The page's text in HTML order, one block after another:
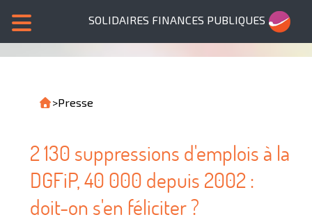
SOLIDAIRES FINANCES PUBLIQUES
>Presse
2 130 suppressions d'emplois à la
DGFiP, 40 000 depuis 2002 :
doit-on s'en féliciter ?